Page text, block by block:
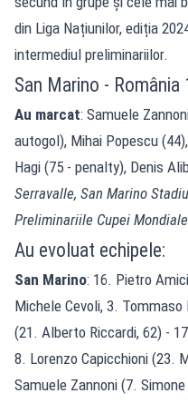
din Liga Națiunilor, ediția
intermediul preliminariilor.
San Marino - România
Au marcat: Samuele
autogol), Mihai Popescu
Hagi (75 - penalty), Denis
Serravalle, San Marino
Preliminariile Cupei
Au evoluat echipele:
San Marino: 16. Pietro
Michele Cevoli, 3.
(21. Alberto Riccardi, 62) -
8. Lorenzo Capicchioni (23.
Samuele Zannoni (7.